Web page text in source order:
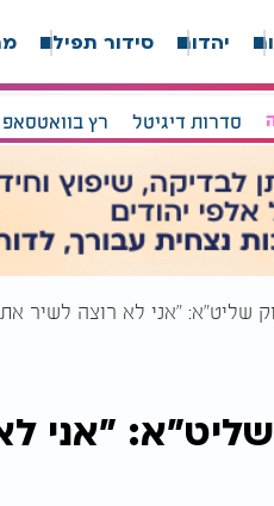
יהדות סידור תפילה
סדרות דיגיטל רץ בוואטסאפ
שליט"א: "אני לא רוצה לשיר
"אני